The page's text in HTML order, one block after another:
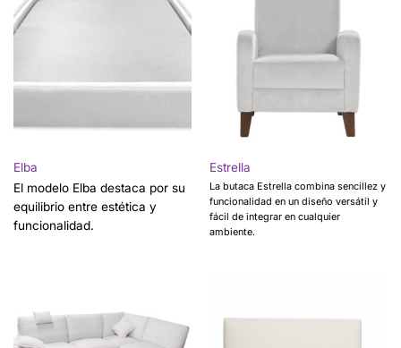
Elba
El modelo Elba destaca por su
equilibrio entre estética y
funcionalidad.
Estrella
La butaca Estrella combina sencillez y
funcionalidad en un diseño versátil y
fácil de integrar en cualquier
ambiente.